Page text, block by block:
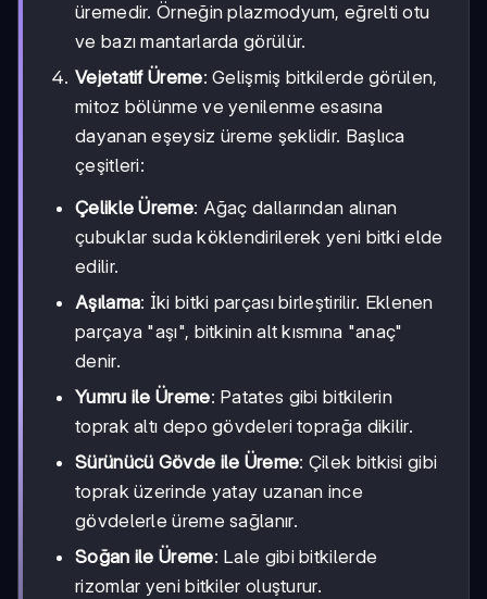
üremedir. Örneğin plazmodyum, eğrelti otu
ve bazı mantarlarda görülür.
Vejetatif Üreme: Gelişmiş bitkilerde görülen,
mitoz bölünme ve yenilenme esasına
dayanan eşeysiz üreme şeklidir. Başlıca
çeşitleri:
Çelikle Üreme: Ağaç dallarından alınan
çubuklar suda köklendirilerek yeni bitki elde
edilir.
Aşılama: İki bitki parçası birleştirilir. Eklenen
parçaya "aşı", bitkinin alt kısmına "anaç"
denir.
Yumru ile Üreme: Patates gibi bitkilerin
toprak altı depo gövdeleri toprağa dikilir.
Sürünücü Gövde ile Üreme: Çilek bitkisi gibi
toprak üzerinde yatay uzanan ince
gövdelerle üreme sağlanır.
Soğan ile Üreme: Lale gibi bitkilerde
rizomlar yeni bitkiler oluşturur.